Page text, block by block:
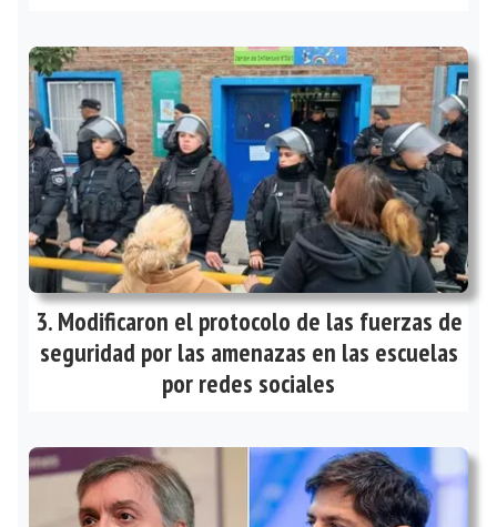
Modificaron el protocolo de las fuerzas de
seguridad por las amenazas en las escuelas
por redes sociales